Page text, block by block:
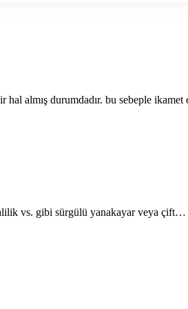
hal almış durumdadır. bu sebeple
vs. gibi sürgülü yanakayar veya çift…